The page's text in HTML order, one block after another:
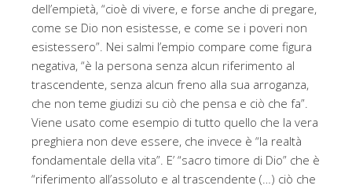
dell’empietà, “cioè di vivere, e forse anche di pregare,
come se Dio non esistesse, e come se i poveri non
esistessero”. Nei salmi l’empio compare come figura
negativa, “è la persona senza alcun riferimento al
trascendente, senza alcun freno alla sua arroganza,
che non teme giudizi su ciò che pensa e ciò che fa”.
Viene usato come esempio di tutto quello che la vera
preghiera non deve essere, che invece è “la realtà
fondamentale della vita”. E’ “sacro timore di Dio” che è
“riferimento all’assoluto e al trascendente (…) ciò che